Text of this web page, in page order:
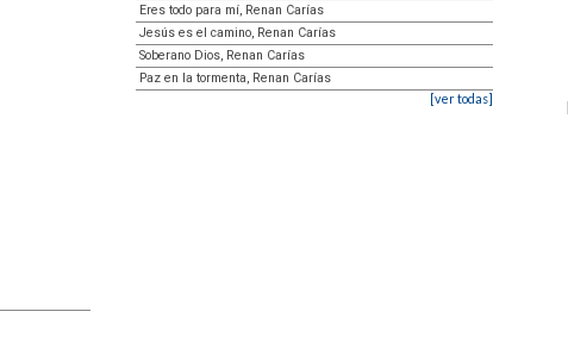
Eres todo para mí, Renan Carías
Jesús es el camino, Renan Carías
Soberano Dios, Renan Carías
Paz en la tormenta, Renan Carías
[ver todas]